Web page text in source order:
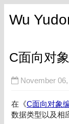
Wu
C面向对
November
在《C面向对象
数据类型以及相